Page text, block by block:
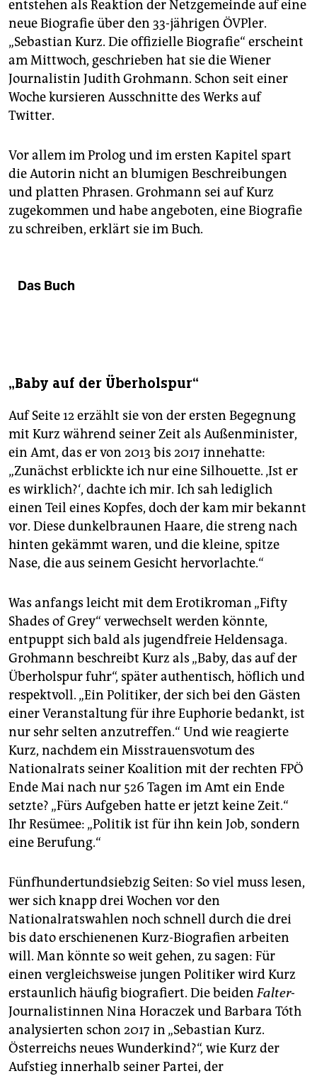
entstehen als Reaktion der Netzgemeinde auf eine
neue Biografie über den 33-jährigen ÖVPler.
„Sebastian Kurz. Die offizielle Biografie“ erscheint
am Mittwoch, geschrieben hat sie die Wiener
Journalistin Judith Grohmann. Schon seit einer
Woche kursieren Ausschnitte des Werks auf
Twitter.
Vor allem im Prolog und im ersten Kapitel spart
die Autorin nicht an blumigen Beschreibungen
und platten Phrasen. Grohmann sei auf Kurz
zugekommen und habe angeboten, eine Biografie
zu schreiben, erklärt sie im Buch.
Das Buch
„Baby auf der Überholspur“
Auf Seite 12 erzählt sie von der ersten Begegnung
mit Kurz während seiner Zeit als Außenminister,
ein Amt, das er von 2013 bis 2017 innehatte:
„Zunächst erblickte ich nur eine Silhouette. ‚Ist er
es wirklich?‘, dachte ich mir. Ich sah lediglich
einen Teil eines Kopfes, doch der kam mir bekannt
vor. Diese dunkelbraunen Haare, die streng nach
hinten gekämmt waren, und die kleine, spitze
Nase, die aus seinem Gesicht hervorlachte.“
Was anfangs leicht mit dem Erotikroman „Fifty
Shades of Grey“ verwechselt werden könnte,
entpuppt sich bald als jugendfreie Heldensaga.
Grohmann beschreibt Kurz als „Baby, das auf der
Überholspur fuhr“, später authentisch, höflich und
respektvoll. „Ein Politiker, der sich bei den Gästen
einer Veranstaltung für ihre Euphorie bedankt, ist
nur sehr selten anzutreffen.“ Und wie reagierte
Kurz, nachdem ein Misstrauensvotum des
Nationalrats seiner Koalition mit der rechten FPÖ
Ende Mai nach nur 526 Tagen im Amt ein Ende
setzte? „Fürs Aufgeben hatte er jetzt keine Zeit.“
Ihr Resümee: „Politik ist für ihn kein Job, sondern
eine Berufung.“
Fünfhundertundsiebzig Seiten: So viel muss lesen,
wer sich knapp drei Wochen vor den
Nationalratswahlen noch schnell durch die drei
bis dato erschienenen Kurz-Biografien arbeiten
will. Man könnte so weit gehen, zu sagen: Für
einen vergleichsweise jungen Politiker wird Kurz
erstaunlich häufig biografiert. Die beidenFalter-
Journalistinnen Nina Horaczek und Barbara Tóth
analysierten schon 2017 in „Sebastian Kurz.
Österreichs neues Wunderkind?“, wie Kurz der
Aufstieg innerhalb seiner Partei, der